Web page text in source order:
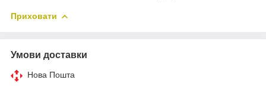
Приховати
Умови доставки
Нова Пошта